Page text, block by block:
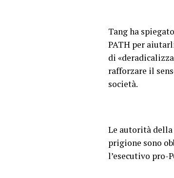
Tang ha
PATH per
di
rafforzare il
società.
Le autorità
prigione sono
l’esecutivo pro-